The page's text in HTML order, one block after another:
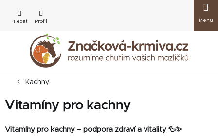
obsah
košík
Kachny
Vitamíny pro kachny
Vitamíny pro kachny – podpora zdraví a vitality 🦆✨